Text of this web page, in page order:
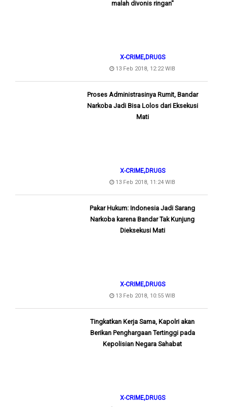
malah divonis ringan"
X-CRIME,DRUGS
13 Feb 2018, 12:22 WIB
Proses Administrasinya Rumit, Bandar
Narkoba Jadi Bisa Lolos dari Eksekusi
Mati
X-CRIME,DRUGS
13 Feb 2018, 11:24 WIB
Pakar Hukum: Indonesia Jadi Sarang
Narkoba karena Bandar Tak Kunjung
Dieksekusi Mati
X-CRIME,DRUGS
13 Feb 2018, 10:55 WIB
Tingkatkan Kerja Sama, Kapolri akan
Berikan Penghargaan Tertinggi pada
Kepolisian Negara Sahabat
X-CRIME,DRUGS